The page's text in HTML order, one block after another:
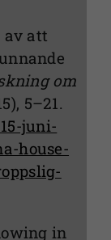
av att
om
5–21.
juni-
house-
in